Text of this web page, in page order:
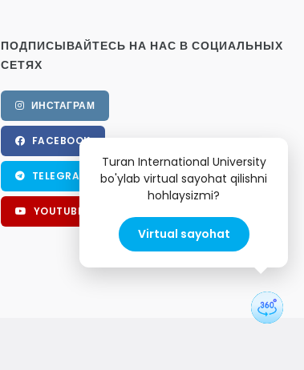
ПОДПИСЫВАЙТЕСЬ НА НАС В СОЦИАЛЬНЫХ
СЕТЯХ
ИНСТАГРАМ
FACEBOOK
TELEGRAM
YOUTUBE
Turan International University
bo'ylab virtual sayohat qilishni
hohlaysizmi?
Virtual sayohat